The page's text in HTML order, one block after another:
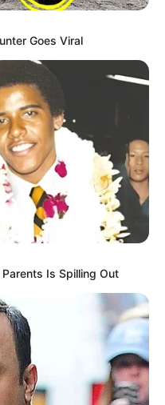
Goes Viral
Is Spilling Out